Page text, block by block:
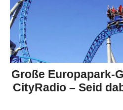
Große Europapark-
CityRadio – Seid